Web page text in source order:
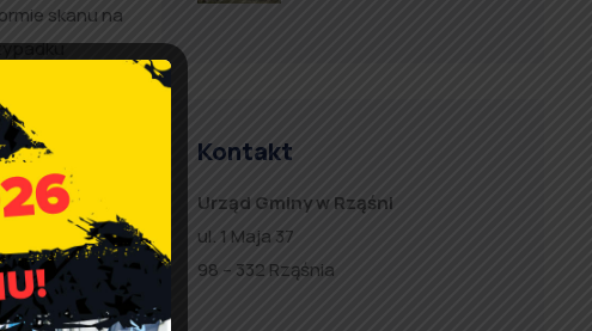
skanu na
Kontakt
Urząd Gminy w Rząśni
ul. 1 Maja 37
98 – 332 Rząśnia